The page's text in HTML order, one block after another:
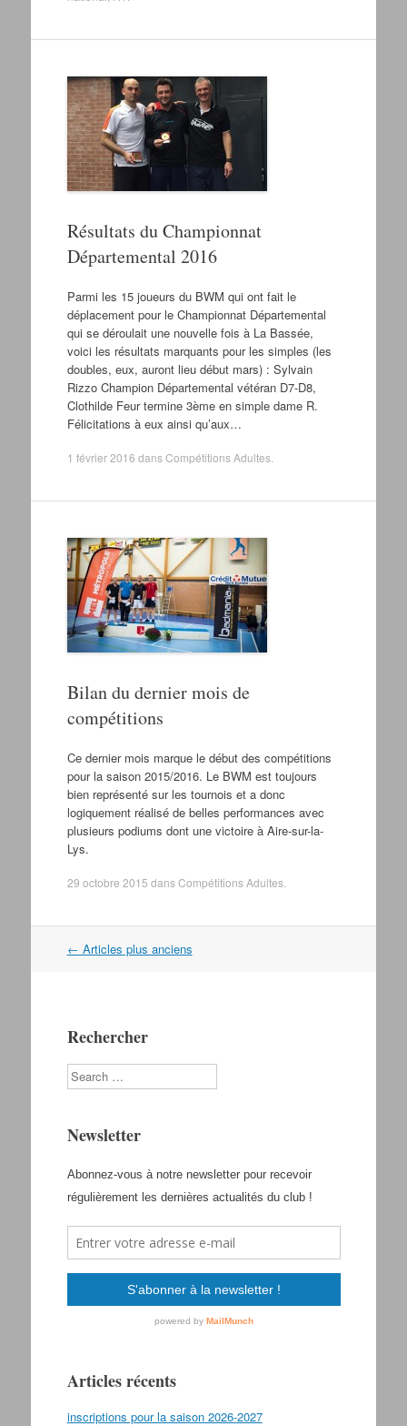
Résultats du Championnat
Départemental 2016
Parmi les 15 joueurs du BWM qui ont fait le
déplacement pour le Championnat Départemental
qui se déroulait une nouvelle fois à La Bassée,
voici les résultats marquants pour les simples (les
doubles, eux, auront lieu début mars) : Sylvain
Rizzo Champion Départemental vétéran D7-D8,
Clothilde Feur termine 3ème en simple dame R.
Félicitations à eux ainsi qu’aux…
1 février 2016 dansCompétitions Adultes.
Bilan du dernier mois de
compétitions
Ce dernier mois marque le début des compétitions
pour la saison 2015/2016. Le BWM est toujours
bien représenté sur les tournois et a donc
logiquement réalisé de belles performances avec
plusieurs podiums dont une victoire à Aire-sur-la-
Lys.
29 octobre 2015 dansCompétitions Adultes.
Navigation dans les articles
← Articles plus anciens
Rechercher
Search
Newsletter
Articles récents
inscriptions pour la saison 2026-2027